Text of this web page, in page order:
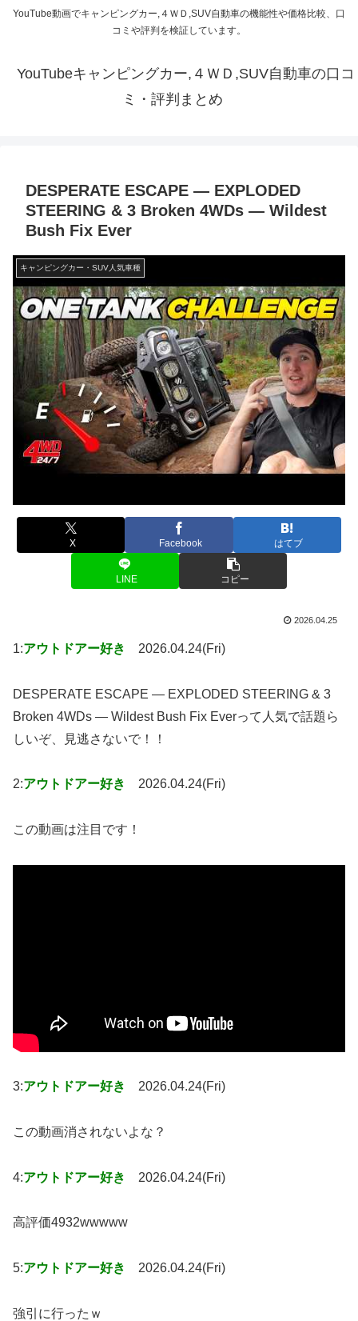
YouTube動画でキャンピングカー,４ＷＤ,SUV自動車の機能性や価格比較、口
コミや評判を検証しています。
YouTubeキャンピングカー,４ＷＤ,SUV自動車の口コ
ミ・評判まとめ
DESPERATE ESCAPE — EXPLODED
STEERING & 3 Broken 4WDs — Wildest
Bush Fix Ever
キャンピングカー・SUV人気車種
X Facebook はてブ
LINE コピー
2026.04.25
1:アウトドアー好き 2026.04.24(Fri)
DESPERATE ESCAPE — EXPLODED STEERING & 3
Broken 4WDs — Wildest Bush Fix Everって人気で話題ら
しいぞ、見逃さないで！！
2:アウトドアー好き 2026.04.24(Fri)
この動画は注目です！
3:アウトドアー好き 2026.04.24(Fri)
この動画消されないよな？
4:アウトドアー好き 2026.04.24(Fri)
高評価4932wwwww
5:アウトドアー好き 2026.04.24(Fri)
強引に行ったｗ